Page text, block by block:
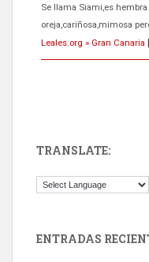
Se llama Siami,es
oreja,cariñosa,mimosa
Leales.org » Gran Canaria
El ayuntamiento se va a
TRANSLATE:
ENTRADAS